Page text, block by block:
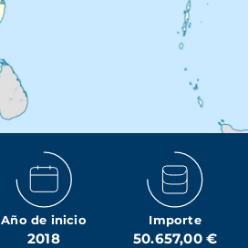
Año de inicio
2018
Importe
50.657,00 €